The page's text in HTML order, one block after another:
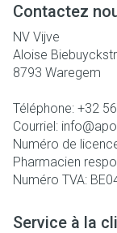
Contactez
NV Vijve
Aloise
8793 Waregem
Téléphone: +32
Courriel: info@
Numéro de
Pharmacien
Numéro TVA:
Service à la